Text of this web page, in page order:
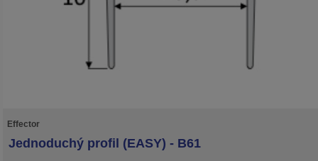
Effector
Jednoduchý profil (EASY) - B61